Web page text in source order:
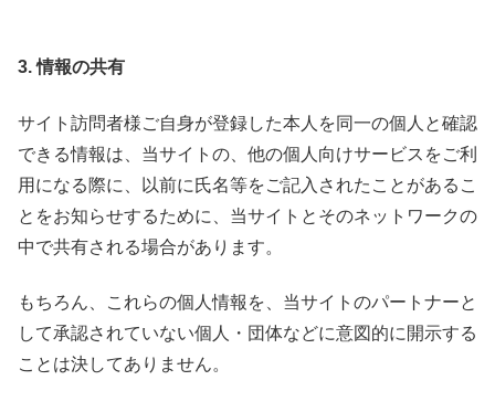
3. 情報の共有
サイト訪問者様ご自身が登録した本人を同一の個人と確認
できる情報は、当サイトの、他の個人向けサービスをご利
用になる際に、以前に氏名等をご記入されたことがあるこ
とをお知らせするために、当サイトとそのネットワークの
中で共有される場合があります。
もちろん、これらの個人情報を、当サイトのパートナーと
して承認されていない個人・団体などに意図的に開示する
ことは決してありません。